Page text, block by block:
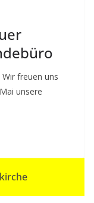
freuen uns
unsere